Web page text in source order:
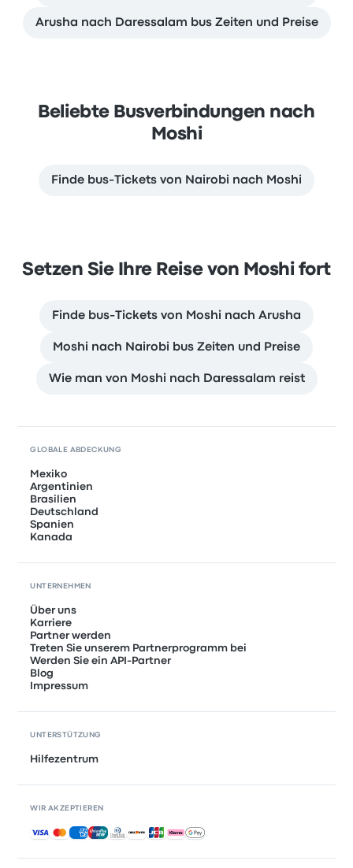
Arusha nach Daressalam bus Zeiten und Preise
Beliebte Busverbindungen nach
Moshi
Finde bus-Tickets von Nairobi nach Moshi
Setzen Sie Ihre Reise von Moshi fort
Finde bus-Tickets von Moshi nach Arusha
Moshi nach Nairobi bus Zeiten und Preise
Wie man von Moshi nach Daressalam reist
GLOBALE ABDECKUNG
Mexiko
Argentinien
Brasilien
Deutschland
Spanien
Kanada
UNTERNEHMEN
Über uns
Karriere
Partner werden
Treten Sie unserem Partnerprogramm bei
Werden Sie ein API-Partner
Blog
Impressum
UNTERSTÜTZUNG
Hilfezentrum
WIR AKZEPTIEREN
Akzeptierte Zahlungsmethoden